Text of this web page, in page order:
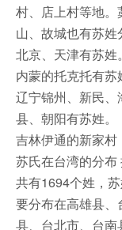
村、店上村等地
山、故城也有苏姓
北京、天津有苏姓。
内蒙的托克托有苏
辽宁锦州、新民
县、朝阳有苏姓。
吉林伊通的新家村
苏氏在台湾的分
共有1694个姓，
要分布在高雄县、
县、台北市、台